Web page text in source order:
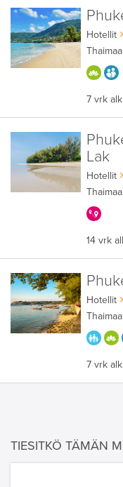
Hotellit
Thaimaa
7 vrk
Lak
Hotellit
Thaimaa
14 vrk
Hotellit
Thaimaa
7 vrk
TIESITKÖ TÄMÄN